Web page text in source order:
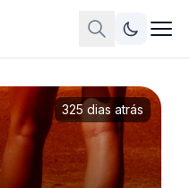
325 dias atrás